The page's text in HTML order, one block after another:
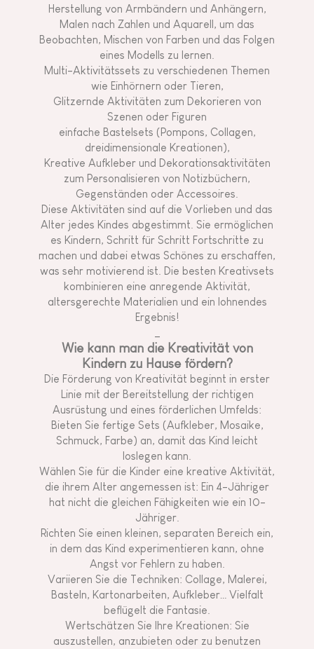
Herstellung von Armbändern und Anhängern,
Malen nach Zahlen und Aquarell, um das
Beobachten, Mischen von Farben und das Folgen
eines Modells zu lernen.
Multi-Aktivitätssets zu verschiedenen Themen
wie Einhörnern oder Tieren,
Glitzernde Aktivitäten zum Dekorieren von
Szenen oder Figuren
einfache Bastelsets (Pompons, Collagen,
dreidimensionale Kreationen),
Kreative Aufkleber und Dekorationsaktivitäten
zum Personalisieren von Notizbüchern,
Gegenständen oder Accessoires.
Diese Aktivitäten sind auf die Vorlieben und das
Alter jedes Kindes abgestimmt. Sie ermöglichen
es Kindern, Schritt für Schritt Fortschritte zu
machen und dabei etwas Schönes zu erschaffen,
was sehr motivierend ist. Die besten Kreativsets
kombinieren eine anregende Aktivität,
altersgerechte Materialien und ein lohnendes
Ergebnis!
Wie kann man die Kreativität von
Kindern zu Hause fördern?
Die Förderung von Kreativität beginnt in erster
Linie mit der Bereitstellung der richtigen
Ausrüstung und eines förderlichen Umfelds:
Bieten Sie fertige Sets (Aufkleber, Mosaike,
Schmuck, Farbe) an, damit das Kind leicht
loslegen kann.
Wählen Sie für die Kinder eine kreative Aktivität,
die ihrem Alter angemessen ist: Ein 4-Jähriger
hat nicht die gleichen Fähigkeiten wie ein 10-
Jähriger.
Richten Sie einen kleinen, separaten Bereich ein,
in dem das Kind experimentieren kann, ohne
Angst vor Fehlern zu haben.
Variieren Sie die Techniken: Collage, Malerei,
Basteln, Kartonarbeiten, Aufkleber… Vielfalt
beflügelt die Fantasie.
Wertschätzen Sie Ihre Kreationen: Sie
auszustellen, anzubieten oder zu benutzen